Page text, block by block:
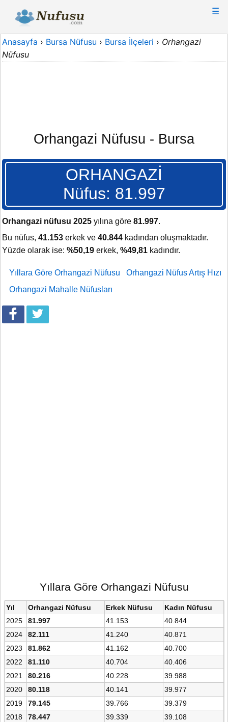
☰
Anasayfa › Bursa Nüfusu › Bursa İlçeleri › Orhangazi
Nüfusu
Orhangazi Nüfusu - Bursa
ORHANGAZİ
Nüfus: 81.997
Orhangazi nüfusu 2025 yılına göre 81.997.
Bu nüfus, 41.153 erkek ve 40.844 kadından oluşmaktadır.
Yüzde olarak ise: %50,19 erkek, %49,81 kadındır.
Yıllara Göre Orhangazi Nüfusu
Orhangazi Nüfus Artış Hızı
Orhangazi Mahalle Nüfusları
Yıllara Göre Orhangazi Nüfusu
Yıl Orhangazi Nüfusu Erkek Nüfusu
Kadın Nüfusu
2025
81.997 41.153
40.844
2024
82.111 41.240
40.871
2023
81.862 41.162
40.700
2022
81.110 40.704
40.406
2021
80.216 40.228
39.988
2020
80.118 40.141
39.977
2019
79.145 39.766
39.379
2018
78.447 39.339
39.108